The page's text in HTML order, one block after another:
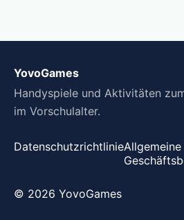
YovoGames
Handyspiele und Aktivitäten
im Vorschulalter.
DatenschutzrichtlinieAllgemeine
© 2026 YovoGames